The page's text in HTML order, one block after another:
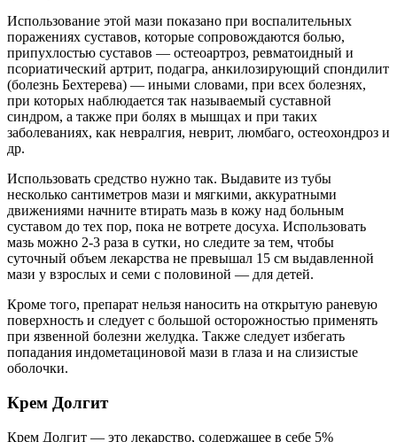
Использование этой мази показано при воспалительных
поражениях суставов, которые сопровождаются болью,
припухлостью суставов — остеоартроз, ревматоидный и
псориатический артрит, подагра, анкилозирующий спондилит
(болезнь Бехтерева) — иными словами, при всех болезнях,
при которых наблюдается так называемый суставной
синдром, а также при болях в мышцах и при таких
заболеваниях, как невралгия, неврит, люмбаго, остеохондроз и
др.
Использовать средство нужно так. Выдавите из тубы
несколько сантиметров мази и мягкими, аккуратными
движениями начните втирать мазь в кожу над больным
суставом до тех пор, пока не вотрете досуха. Использовать
мазь можно 2-3 раза в сутки, но следите за тем, чтобы
суточный объем лекарства не превышал 15 см выдавленной
мази у взрослых и семи с половиной — для детей.
Кроме того, препарат нельзя наносить на открытую раневую
поверхность и следует с большой осторожностью применять
при язвенной болезни желудка. Также следует избегать
попадания индометациновой мази в глаза и на слизистые
оболочки.
Крем Долгит
Крем Долгит — это лекарство, содержащее в себе 5%